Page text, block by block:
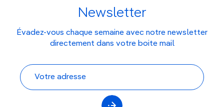
Newsletter
Évadez-vous chaque semaine avec notre newsletter
directement dans votre boite mail